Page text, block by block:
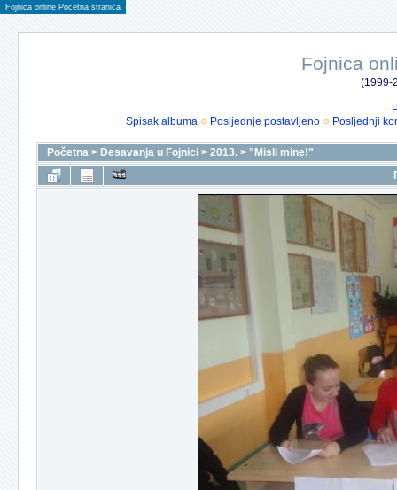
Fojnica online Pocetna stranica
Fojnica
(1999-
Spisak albuma
Posljednje postavljeno Posljednji
Početna > Desavanja u Fojnici > 2013. > "Misli mine!"